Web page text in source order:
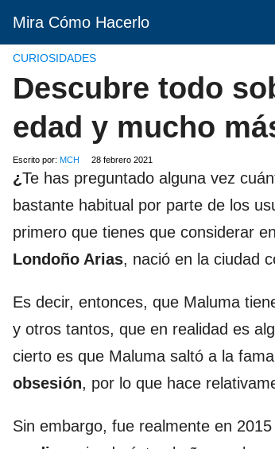
Mira Cómo Hacerlo
CURIOSIDADES
Descubre todo
edad y mucho
Escrito por: MCH 28 febrero 2021
¿Te has preguntado alguna vez
bastante habitual por parte de los
primero que tienes que considerar
Londoño Arias, nació en la ciudad
Es decir, entonces, que Maluma
y otros tantos, que en realidad es
cierto es que Maluma saltó a la
obsesión, por lo que hace
Sin embargo, fue realmente en